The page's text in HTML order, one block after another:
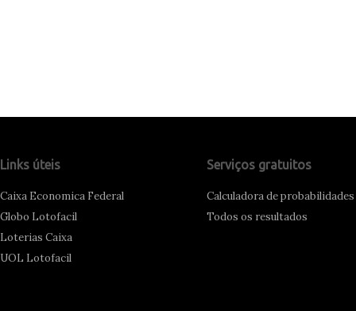
Links úteis
Caixa Economica Federal
Globo Lotofacil
Loterias Caixa
UOL Lotofacil
Serviços gratuitos
Calculadora de probabilidades
Todos os resultados